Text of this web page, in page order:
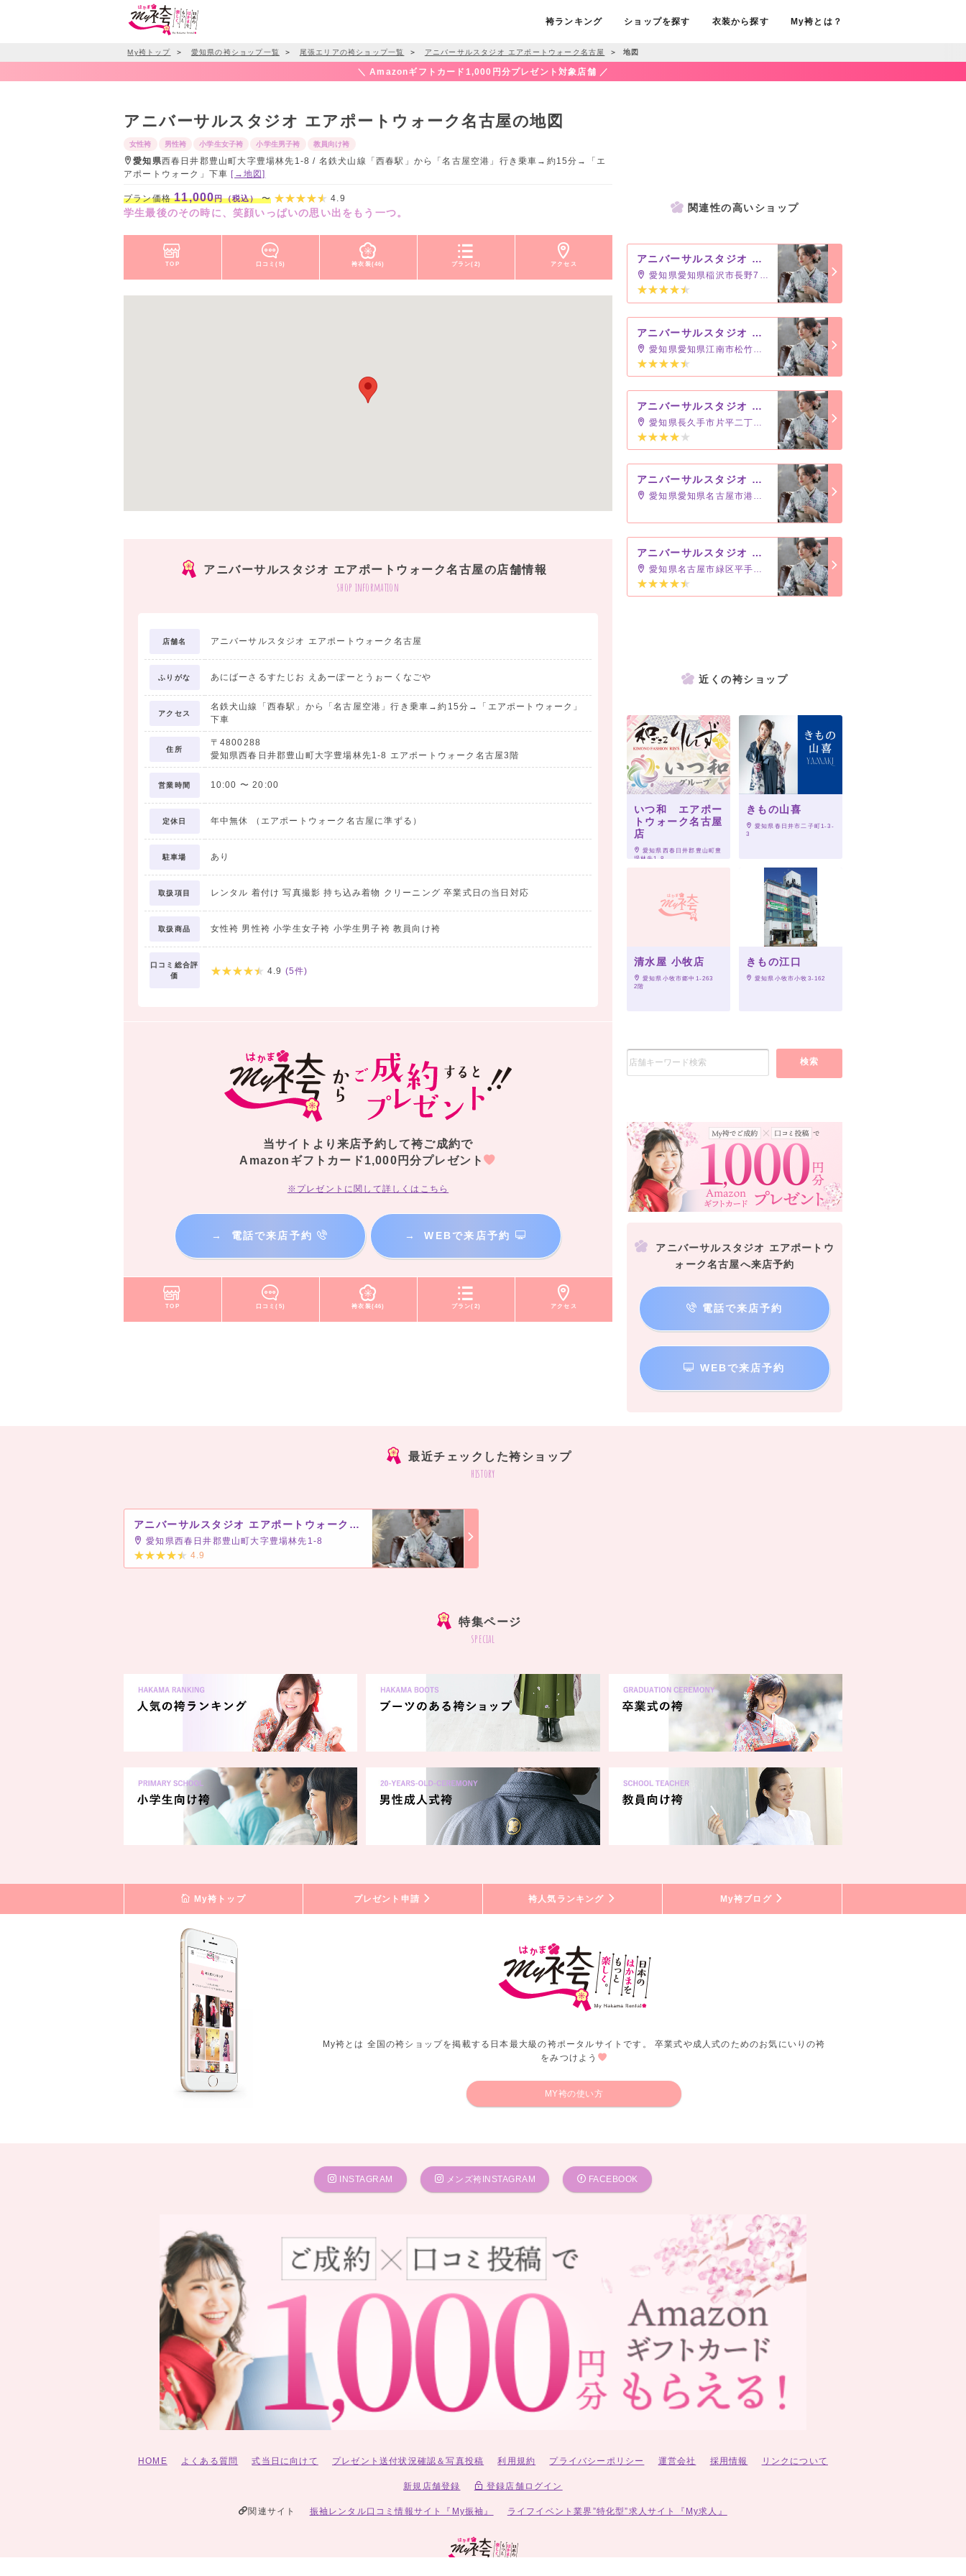
袴ランキング ショップを探す 衣装から探す My袴とは？
My袴トップ ＞ 愛知県の袴ショップ一覧 ＞ 尾張エリアの袴ショップ一覧 ＞ アニバーサルスタジオ エアポートウォーク名古屋 ＞ 地図
＼ Amazonギフトカード1,000円分プレゼント対象店舗 ／
アニバーサルスタジオ エアポートウォーク名古屋の地図
女性袴 男性袴 小学生女子袴 小学生男子袴 教員向け袴
愛知県西春日井郡豊山町大字豊場林先1-8 / 名鉄犬山線「西春駅」から「名古屋空港」行き乗車→約15分→「エ
アポートウォーク」下車 [→地図]
プラン価格11,000円（税込）〜 4.9
学生最後のその時に、笑顔いっぱいの思い出をもう一つ。
TOP 口コミ(5) 袴衣装(46) プラン(2) アクセス
アニバーサルスタジオ エアポートウォーク名古屋の店舗情報
shop information
店舗名 アニバーサルスタジオ エアポートウォーク名古屋
ふりがな あにばーさるすたじお えあーぽーとうぉーくなごや
アクセス
名鉄犬山線「西春駅」から「名古屋空港」行き乗車→約15分→「エアポートウォーク」
下車
住所
〒4800288
愛知県西春日井郡豊山町大字豊場林先1-8 エアポートウォーク名古屋3階
営業時間 10:00 〜20:00
定休日 年中無休 （エアポートウォーク名古屋に準ずる）
駐車場 あり
取扱項目 レンタル 着付け 写真撮影 持ち込み着物 クリーニング 卒業式日の当日対応
取扱商品 女性袴 男性袴 小学生女子袴 小学生男子袴 教員向け袴
口コミ総合評
価
4.9 (5件)
当サイトより来店予約して袴ご成約で
Amazonギフトカード1,000円分プレゼント
※プレゼントに関して詳しくはこちら
→ 電話で来店予約 → WEBで来店予約
TOP 口コミ(5) 袴衣装(46) プラン(2) アクセス
関連性の高いショップ
アニバーサルスタジオ リーフウォーク稲沢店
愛知県愛知県稲沢市長野7-1-2
アニバーサルスタジオ 江南店
愛知県愛知県江南市松竹町上野205番地
アニバーサルスタジオ 長久手店
愛知県長久手市片平二丁目602番地
アニバーサルスタジオ ポートウォークみなと店
愛知県愛知県名古屋市港区当知2-1501
アニバーサルスタジオ 緑店
愛知県名古屋市緑区平手南2-130
近くの袴ショップ
いつ和 エアポー
トウォーク名古屋
店
愛知県西春日井郡豊山町豊
場林先1-8
きもの山喜
愛知県春日井市二子町1-3-
3
清水屋 小牧店
愛知県小牧市郷中1-263
2階
きもの江口
愛知県小牧市小牧3-162
検索
アニバーサルスタジオ エアポートウ
ォーク名古屋へ来店予約
電話で来店予約
WEBで来店予約
最近チェックした袴ショップ
history
アニバーサルスタジオ エアポートウォーク名古屋
愛知県西春日井郡豊山町大字豊場林先1-8
4.9
特集ページ
special
My袴トップ プレゼント申請 袴人気ランキング My袴ブログ
My袴とは 全国の袴ショップを掲載する日本最大級の袴ポータルサイトです。 卒業式や成人式のためのお気にいりの袴
をみつけよう
MY袴の使い方
INSTAGRAM メンズ袴INSTAGRAM FACEBOOK
HOME よくある質問 式当日に向けて プレゼント送付状況確認＆写真投稿 利用規約 プライバシーポリシー 運営会社 採用情報 リンクについて
新規店舗登録 登録店舗ログイン
関連サイト 振袖レンタル口コミ情報サイト『My振袖』 ライフイベント業界”特化型”求人サイト『My求人』